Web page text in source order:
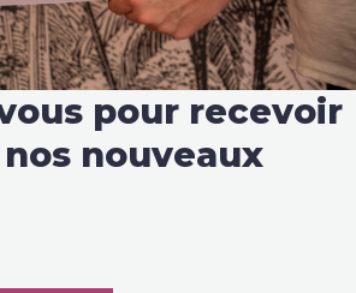
pour recevoir
nouveaux